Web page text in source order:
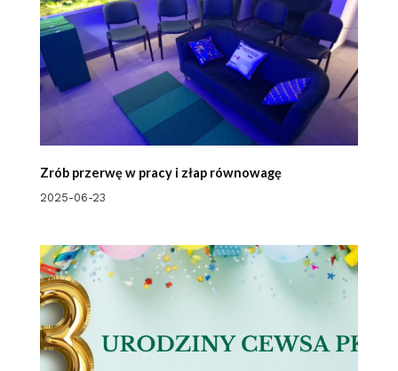
Zrób przerwę w pracy i złap równowagę
2025-06-23